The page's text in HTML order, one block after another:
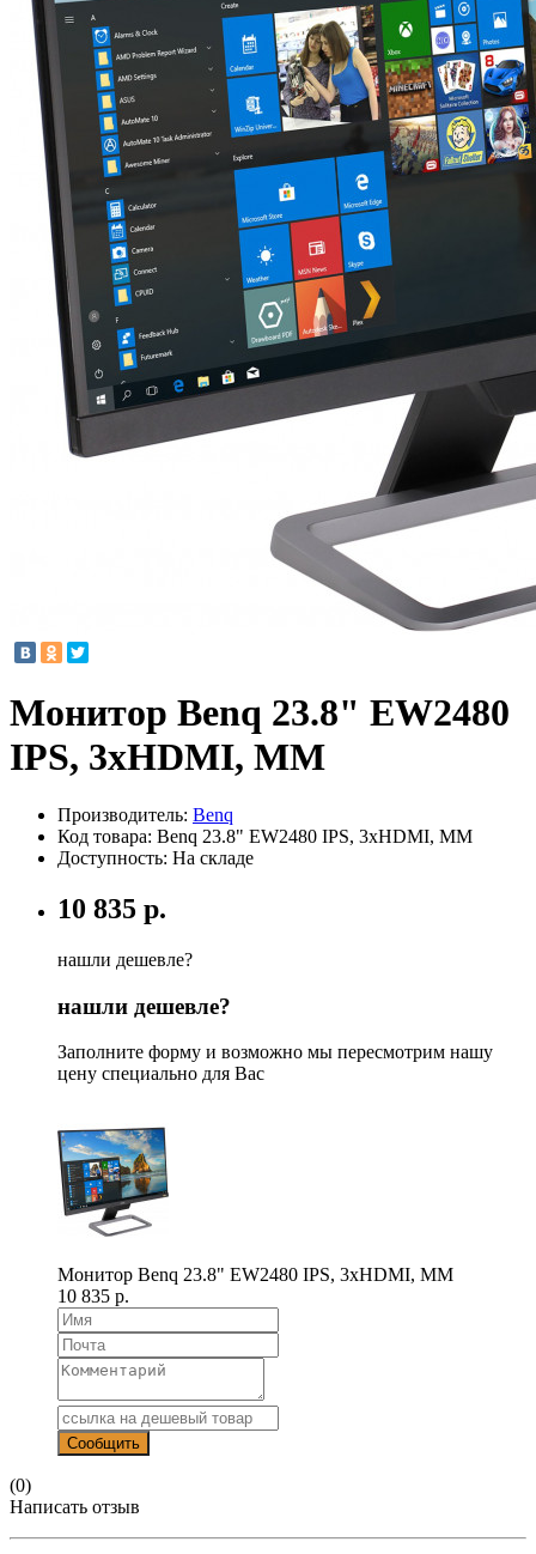
Монитор Benq 23.8" EW2480
IPS, 3xHDMI, MM
Производитель: Benq
Код товара: Benq 23.8" EW2480 IPS, 3xHDMI, MM
Доступность: На складе
10 835 р.
нашли дешевле?
нашли дешевле?
Заполните форму и возможно мы пересмотрим нашу
цену специально для Вас
Монитор Benq 23.8" EW2480 IPS, 3xHDMI, MM
10 835 р.
(0)
Написать отзыв